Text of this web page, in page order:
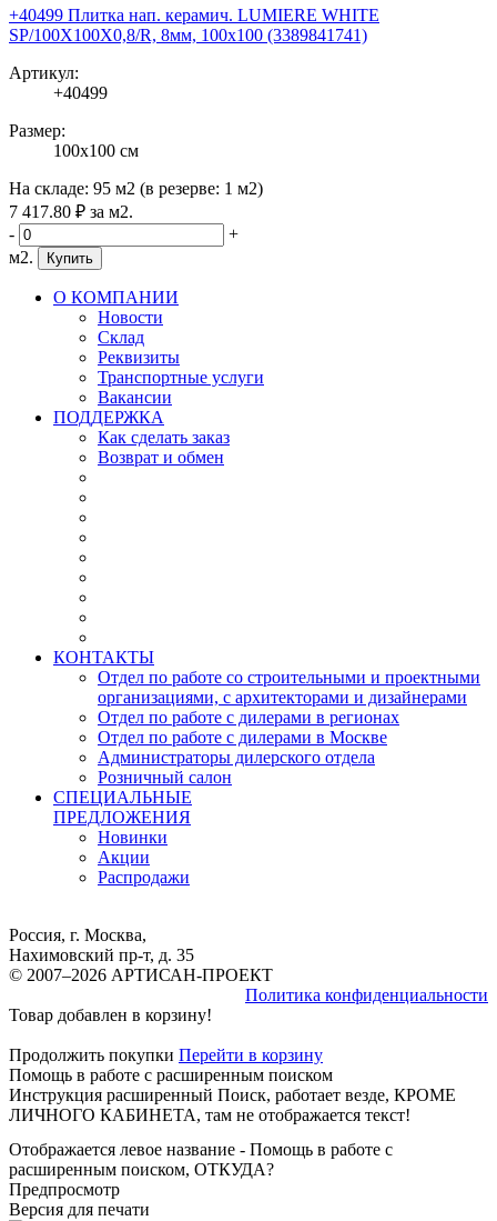
+40499 Плитка нап. керамич. LUMIERE WHITE
SP/100X100X0,8/R, 8мм, 100x100 (3389841741)
Артикул:
+40499
Размер:
100x100 см
На складе: 95 м2 (в резерве: 1 м2)
7 417.80 ₽ за м2.
-
+
м2.
Купить
О КОМПАНИИ
Новости
Склад
Реквизиты
Транспортные услуги
Вакансии
ПОДДЕРЖКА
Как сделать заказ
Возврат и обмен
КОНТАКТЫ
Отдел по работе со строительными и проектными
организациями, с архитекторами и дизайнерами
Отдел по работе с дилерами в регионах
Отдел по работе с дилерами в Москве
Администраторы дилерского отдела
Розничный салон
СПЕЦИАЛЬНЫЕ
ПРЕДЛОЖЕНИЯ
Новинки
Акции
Распродажи
Россия, г. Москва,
Нахимовский пр-т, д. 35
© 2007–2026 АРТИСАН-ПРОЕКТ
Политика конфиденциальности
Товар добавлен в корзину!
Продолжить покупки Перейти в корзину
Помощь в работе с расширенным поиском
Инструкция расширенный Поиск, работает везде, КРОМЕ
ЛИЧНОГО КАБИНЕТА, там не отображается текст!
Отображается левое название - Помощь в работе с
расширенным поиском, ОТКУДА?
Предпросмотр
Версия для печати